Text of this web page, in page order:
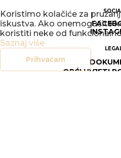
OPĆI UVJETI
Koristimo kolačiće za
iskustva. Ako onemogućite
koristiti neke od
Saznaj više
Prihvaćam